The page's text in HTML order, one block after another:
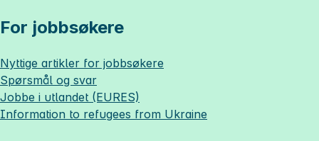
For jobbsøkere
Nyttige artikler for jobbsøkere
Spørsmål og svar
Jobbe i utlandet (EURES)
Information to refugees from Ukraine